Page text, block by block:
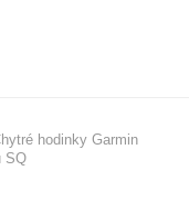
hodinky Garmin
SQ